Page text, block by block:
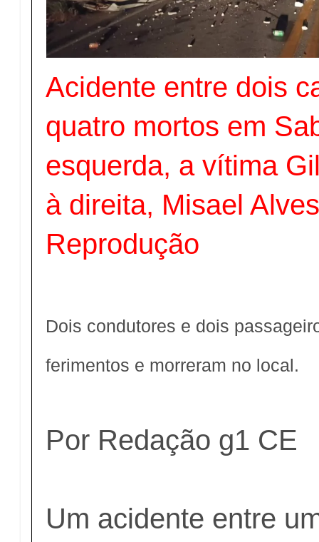
Acidente entre dois
quatro mortos em
esquerda, a vítima
à direita, Misael
Reprodução
Dois condutores e dois
ferimentos e morreram no local.
Por Redação g1 CE
Um acidente entre